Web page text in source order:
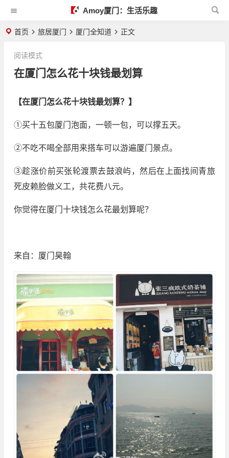
Amoy厦门：生活乐趣
首页 旅居厦门 厦门全知道 正文
在厦门怎么花十块钱最划算
阅读模式
【在厦门怎么花十块钱最划算？】
①买十五包厦门泡面，一顿一包，可以撑五天。
②不吃不喝全部用来搭车可以游遍厦门景点。
③趁涨价前买张轮渡票去鼓浪屿，然后在上面找间青旅
死皮赖脸做义工，共花费八元。
你觉得在厦门十块钱怎么花最划算呢？
来自：厦门昊翰